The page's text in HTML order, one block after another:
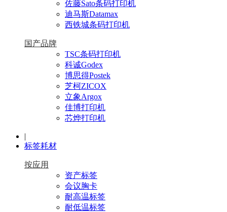
佐藤Sato条码打印机
迪马斯Datamax
西铁城条码打印机
国产品牌
TSC条码打印机
科诚Godex
博思得Postek
芝柯ZICOX
立象Argox
佳博打印机
芯烨打印机
|
标签耗材
按应用
资产标签
会议胸卡
耐高温标签
耐低温标签